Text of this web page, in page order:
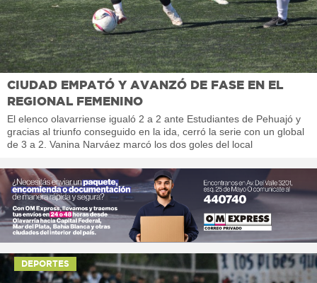
CIUDAD EMPATÓ Y AVANZÓ DE FASE EN EL
REGIONAL FEMENINO
El elenco olavarriense igualó 2 a 2 ante Estudiantes de Pehuajó y
gracias al triunfo conseguido en la ida, cerró la serie con un global
de 3 a 2. Vanina Narváez marcó los dos goles del local
DEPORTES